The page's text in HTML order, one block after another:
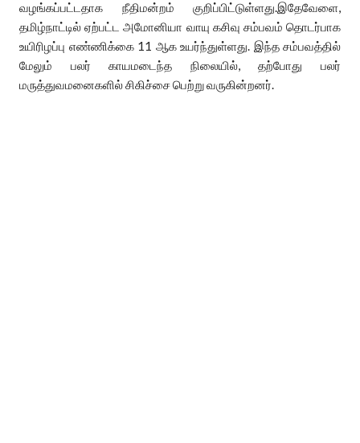
வழங்கப்பட்டதாக நீதிமன்றம் குறிப்பிட்டுள்ளது.இதேவேளை,
தமிழ்நாட்டில் ஏற்பட்ட அமோனியா வாயு கசிவு சம்பவம் தொடர்பாக
உயிரிழப்பு எண்ணிக்கை 11 ஆக உயர்ந்துள்ளது. இந்த சம்பவத்தில்
மேலும் பலர் காயமடைந்த நிலையில், தற்போது பலர்
மருத்துவமனைகளில் சிகிச்சை பெற்று வருகின்றனர்.